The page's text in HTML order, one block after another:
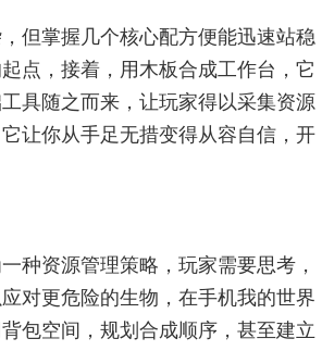
但掌握几个核心配方便能迅速站稳
点，接着，用木板合成工作台，它
具随之而来，让玩家得以采集资源
让你从手足无措变得从容自信，开
种资源管理策略，玩家需要思考，
对更危险的生物，在手机我的世界
包空间，规划合成顺序，甚至建立